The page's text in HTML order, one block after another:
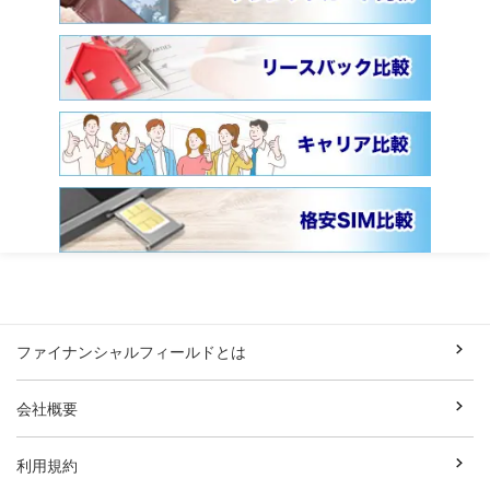
ファイナンシャルフィールドとは
会社概要
利用規約